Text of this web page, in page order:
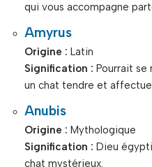
qui vous accompagne
Amyrus
Origine : Latin
Signification : Pourrait se
un chat tendre et
Anubis
Origine : Mythologique
Signification : Dieu
chat mystérieux.